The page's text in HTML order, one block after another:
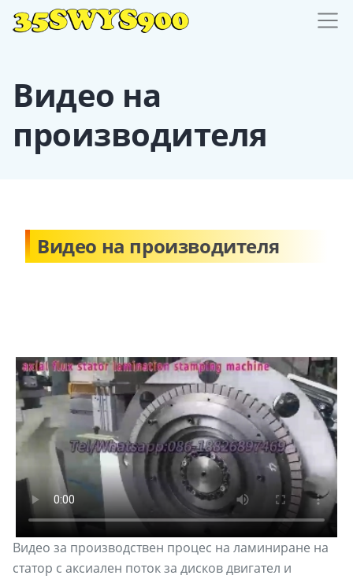
Видео на
производителя
Видео на производителя
Видео за производствен процес на ламиниране на
статор с аксиален поток за дисков двигател и